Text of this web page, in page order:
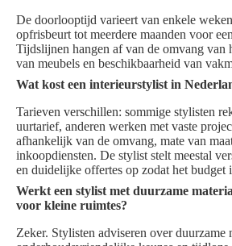
De doorlooptijd varieert van enkele
opfrisbeurt tot meerdere maanden voor
Tijdslijnen hangen af van de omvang van
van meubels en beschikbaarheid van
Wat kost een interieurstylist in
Tarieven verschillen: sommige stylisten
uurtarief, anderen werken met vaste
afhankelijk van de omvang, mate van
inkoopdiensten. De stylist stelt meestal
en duidelijke offertes op zodat het budget
Werkt een stylist met duurzame
voor kleine ruimtes?
Zeker. Stylisten adviseren over duurzame